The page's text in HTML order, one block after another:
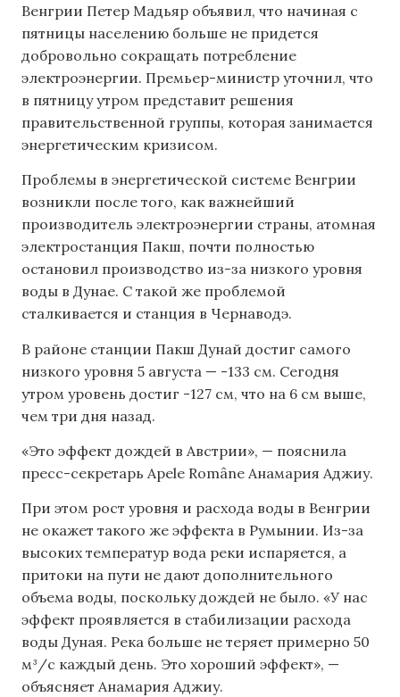
Венгрии Петер Мадьяр объявил, что начиная с
пятницы населению больше не придется
добровольно сокращать потребление
электроэнергии. Премьер-министр уточнил, что
в пятницу утром представит решения
правительственной группы, которая занимается
энергетическим кризисом.
Проблемы в энергетической системе Венгрии
возникли после того, как важнейший
производитель электроэнергии страны, атомная
электростанция Пакш, почти полностью
остановил производство из-за низкого уровня
воды в Дунае. С такой же проблемой
сталкивается и станция в Чернаводэ.
В районе станции Пакш Дунай достиг самого
низкого уровня 5 августа — -133 см. Сегодня
утром уровень достиг -127 см, что на 6 см выше,
чем три дня назад.
«Это эффект дождей в Австрии», — пояснила
пресс-секретарь Apele Române Анамария Аджиу.
При этом рост уровня и расхода воды в Венгрии
не окажет такого же эффекта в Румынии. Из-за
высоких температур вода реки испаряется, а
притоки на пути не дают дополнительного
объема воды, поскольку дождей не было. «У нас
эффект проявляется в стабилизации расхода
воды Дуная. Река больше не теряет примерно 50
м³/с каждый день. Это хороший эффект», —
объясняет Анамария Аджиу.